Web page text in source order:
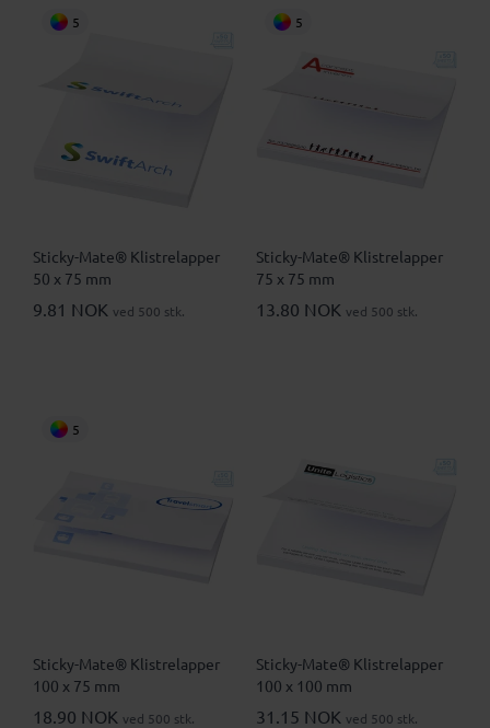
5
Sticky-Mate® Klistrelapper
50 x 75 mm
9.81 NOK ved 500 stk.
5
Sticky-Mate® Klistrelapper
75 x 75 mm
13.80 NOK ved 500 stk.
5
Sticky-Mate® Klistrelapper
100 x 75 mm
18.90 NOK ved 500 stk.
Sticky-Mate® Klistrelapper
100 x 100 mm
31.15 NOK ved 500 stk.